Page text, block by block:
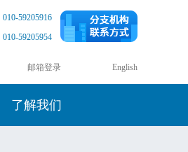
010-59205916
010-59205954
English
邮箱登录
了解我们